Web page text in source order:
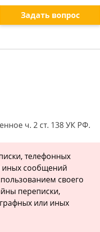
Задать вопрос
ч. 2 ст. 138 УК РФ.
телефонных
иных сообщений
своего
переписки,
или иных